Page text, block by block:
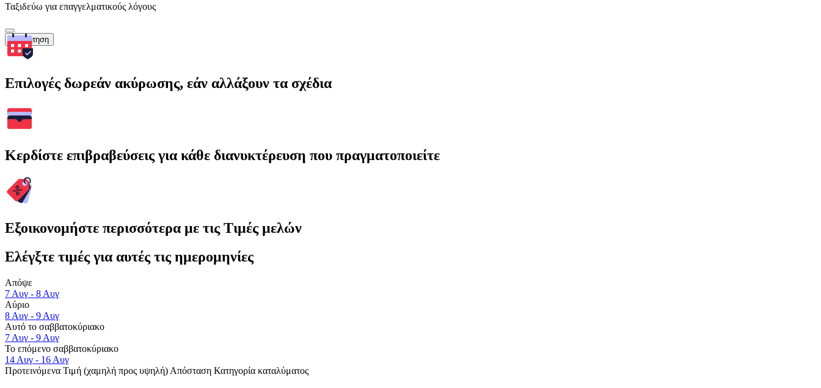
Ταξιδεύω για επαγγελματικούς λόγους
Αναζήτηση
Επιλογές δωρεάν ακύρωσης, εάν αλλάξουν τα σχέδια
Κερδίστε επιβραβεύσεις για κάθε διανυκτέρευση που πραγματοποιείτε
Εξοικονομήστε περισσότερα με τις Τιμές μελών
Ελέγξτε τιμές για αυτές τις ημερομηνίες
Απόψε
7 Αυγ - 8 Αυγ
Αύριο
8 Αυγ - 9 Αυγ
Αυτό το σαββατοκύριακο
7 Αυγ - 9 Αυγ
Το επόμενο σαββατοκύριακο
14 Αυγ - 16 Αυγ
Προτεινόμενα Τιμή (χαμηλή προς υψηλή) Απόσταση Κατηγορία καταλύματος